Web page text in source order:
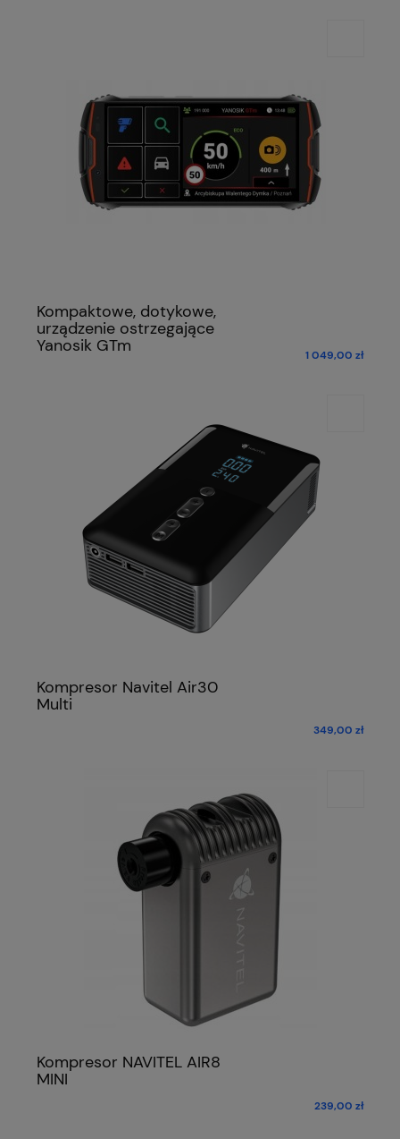
Kompaktowe, dotykowe,
urządzenie ostrzegające
Yanosik GTm 1 049,00 zł
Kompresor Navitel Air30
Multi
349,00 zł
Kompresor NAVITEL AIR8
MINI
239,00 zł